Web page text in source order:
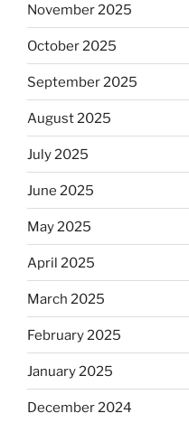
November 2025
October 2025
September 2025
August 2025
July 2025
June 2025
May 2025
April 2025
March 2025
February 2025
January 2025
December 2024